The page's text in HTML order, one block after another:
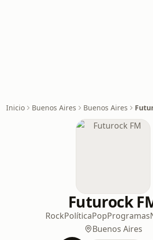
Inicio Buenos Aires Buenos Aires
Futurock
RockPolíticaPopProgramas
Buenos Aires